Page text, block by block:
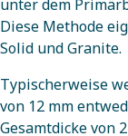
unter dem
Diese Methode
Solid und Granite.
Typischerweise
von 12 mm
Gesamtdicke von